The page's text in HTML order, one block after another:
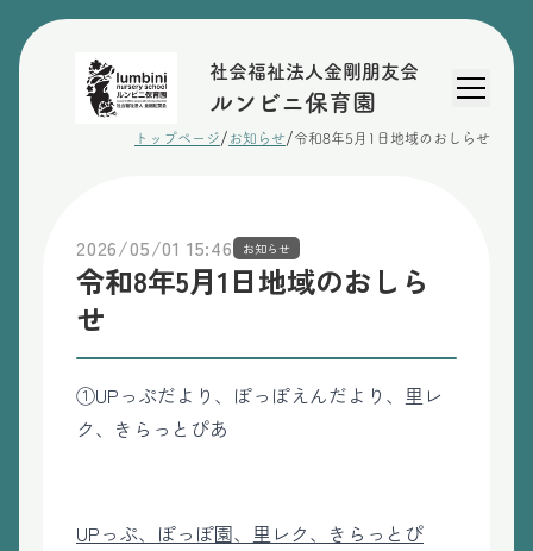
社会福祉法人金剛朋友会
ルンビニ保育園
トップページ/ お知らせ/令和8年5月1日地域のおしらせ
2026/05/01 15:46 お知らせ
令和8年5月1日地域のおしら
せ
①UPっぷだより、ぽっぽえんだより、里レ
ク、きらっとぴあ
UPっぷ、ぽっぽ園、里レク、きらっとぴ